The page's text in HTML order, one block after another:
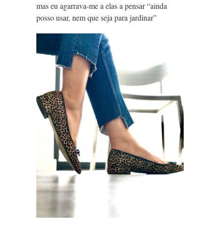
mas eu agarrava-me a elas a pensar “ainda
posso usar, nem que seja para jardinar”